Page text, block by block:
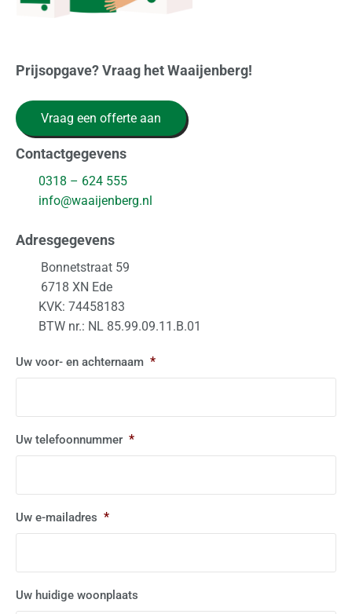
Prijsopgave? Vraag het Waaijenberg!
Vraag een offerte aan
Contactgegevens
0318 – 624 555
info@waaijenberg.nl
Adresgegevens
Bonnetstraat 59
6718 XN Ede
KVK: 74458183
BTW nr.: NL 85.99.09.11.B.01
Uw voor- en achternaam *
Uw telefoonnummer *
Uw e-mailadres *
Uw huidige woonplaats